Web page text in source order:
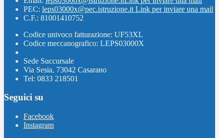
PEC: leps03000x@pec.istruzione.it Link per inviare una mail
C.F.: 81001410752
Codice univoco fatturazione: UF53XL
Codice meccanografico: LEPS03000X
Sede Succursale
Via Sesia, 73042 Casarano
Tel: 0833 218501
Seguici su
Facebook
Instagram